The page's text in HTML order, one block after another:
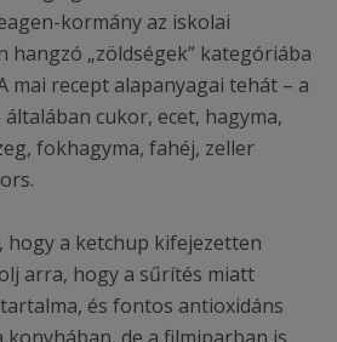
kormány az iskolai
hangzó „zöldségek” kategóriába
mai recept alapanyagai tehát – a
cukor, ecet, hagyma,
fokhagyma, fahéj, zeller
hogy a ketchup kifejezetten
arra, hogy a sűrítés miatt
és fontos antioxidáns